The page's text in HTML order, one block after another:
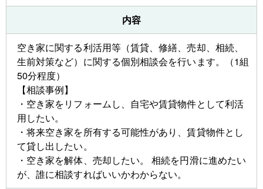
内容
空き家に関する利活用等（賃貸、修繕、売却、相続、
生前対策など）に関する個別相談会を行います。（1組
50分程度）
【相談事例】
・空き家をリフォームし、自宅や賃貸物件として利活
用したい。
・将来空き家を所有する可能性があり、賃貸物件とし
て貸し出したい。
・空き家を解体、売却したい。 相続を円滑に進めたい
が、誰に相談すればいいかわからない。